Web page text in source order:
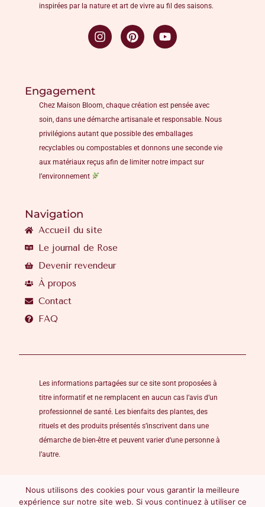
inspirées par la nature et art de vivre au fil des saisons.
Engagement
Chez Maison Bloom, chaque création est pensée avec
soin, dans une démarche artisanale et responsable. Nous
privilégions autant que possible des emballages
recyclables ou compostables et donnons une seconde vie
aux matériaux reçus afin de limiter notre impact sur
l’environnement
Navigation
Accueil du site
Le journal de Rose
Devenir revendeur
À propos
Contact
FAQ
Les informations partagées sur ce site sont proposées à
titre informatif et ne remplacent en aucun cas l’avis d’un
professionnel de santé. Les bienfaits des plantes, des
rituels et des produits présentés s’inscrivent dans une
démarche de bien-être et peuvent varier d’une personne à
l’autre.
Nous utilisons des cookies pour vous garantir la meilleure
expérience sur notre site web. Si vous continuez à utiliser ce